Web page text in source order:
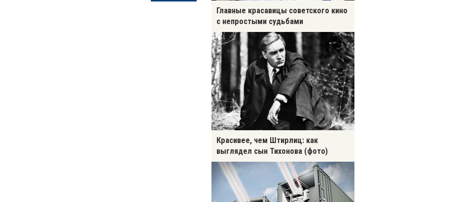
Главные красавицы советского кино
с непростыми судьбами
Красивее, чем Штирлиц: как
выглядел сын Тихонова (фото)